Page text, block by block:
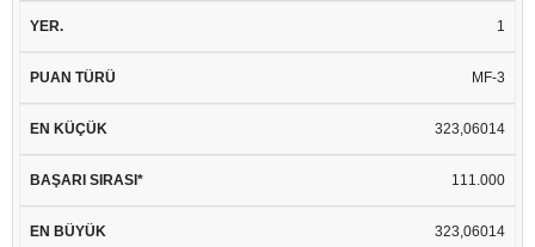
1
MF-3
323,06014
111.000
323,06014